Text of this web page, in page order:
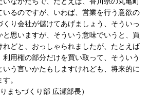
るのですが、いわば、営業を行う意欲の
り会社が儲けてあげましょう、そういっ
と思いますが、そういう意味でいうと、買
れどと、おっしゃられましたが、たとえば
用権の部分だけを買い取って、そういう
う言いかたもしますけれども、将来的に
。
まちづくり部 広瀬部長）